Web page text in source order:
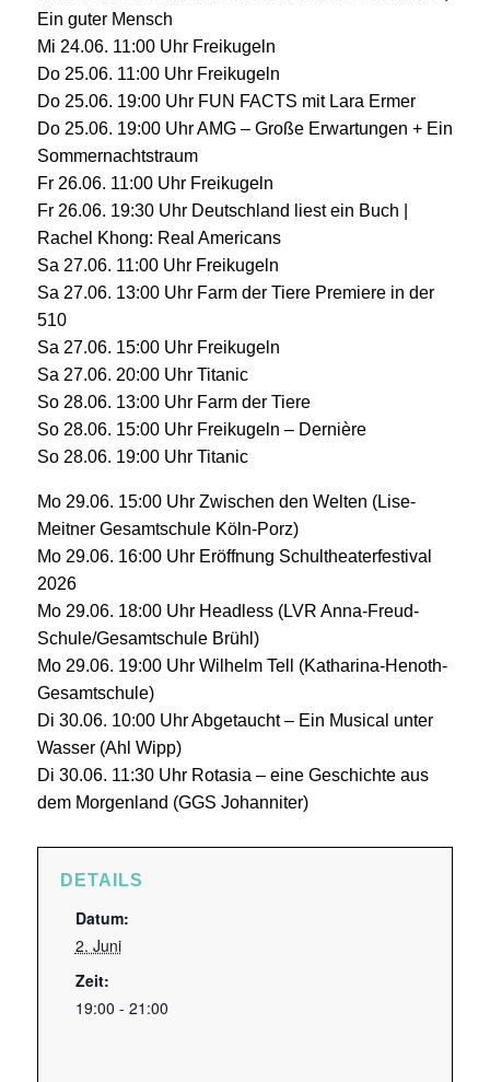
Ein guter Mensch
Mi 24.06. 11:00 Uhr Freikugeln
Do 25.06. 11:00 Uhr Freikugeln
Do 25.06. 19:00 Uhr FUN FACTS mit Lara Ermer
Do 25.06. 19:00 Uhr AMG – Große Erwartungen + Ein
Sommernachtstraum
Fr 26.06. 11:00 Uhr Freikugeln
Fr 26.06. 19:30 Uhr Deutschland liest ein Buch |
Rachel Khong: Real Americans
Sa 27.06. 11:00 Uhr Freikugeln
Sa 27.06. 13:00 Uhr Farm der Tiere Premiere in der
510
Sa 27.06. 15:00 Uhr Freikugeln
Sa 27.06. 20:00 Uhr Titanic
So 28.06. 13:00 Uhr Farm der Tiere
So 28.06. 15:00 Uhr Freikugeln – Dernière
So 28.06. 19:00 Uhr Titanic
Mo 29.06. 15:00 Uhr Zwischen den Welten (Lise-
Meitner Gesamtschule Köln-Porz)
Mo 29.06. 16:00 Uhr Eröffnung Schultheaterfestival
2026
Mo 29.06. 18:00 Uhr Headless (LVR Anna-Freud-
Schule/Gesamtschule Brühl)
Mo 29.06. 19:00 Uhr Wilhelm Tell (Katharina-Henoth-
Gesamtschule)
Di 30.06. 10:00 Uhr Abgetaucht – Ein Musical unter
Wasser (Ahl Wipp)
Di 30.06. 11:30 Uhr Rotasia – eine Geschichte aus
dem Morgenland (GGS Johanniter)
DETAILS
Datum:
2. Juni
Zeit:
19:00 - 21:00